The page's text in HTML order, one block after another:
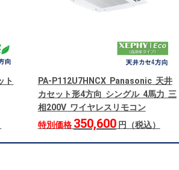
ト
PA-P112U7HNCX Panasonic 天井
カセット形4方向 シングル 4馬力 三
相200V ワイヤレスリモコン
特別価格 350,600円（税込）